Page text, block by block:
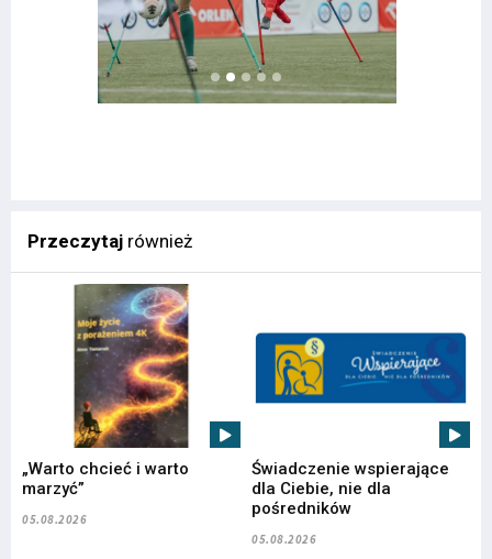
Przeczytaj również
„Warto chcieć i warto
marzyć”
05.08.2026
Świadczenie wspierające
dla Ciebie, nie dla
pośredników
05.08.2026